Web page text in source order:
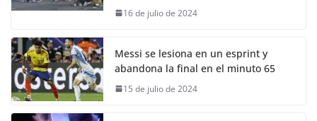
16 de julio de 2024
Messi se lesiona en un esprint y
abandona la final en el minuto 65
15 de julio de 2024